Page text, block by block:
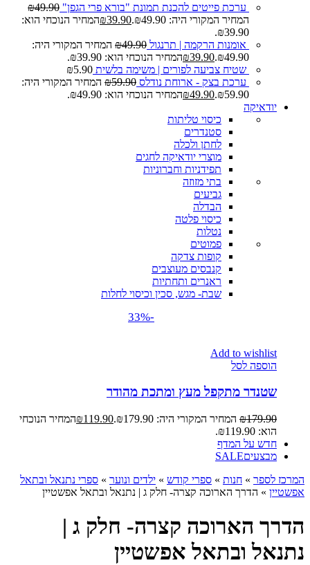
ערכת פייטים להכנת תמונת "בורא פרי הגפן" ₪49.90
המחיר המקורי היה: ₪49.90.
₪39.90
המחיר הנוכחי הוא:
₪39.90.
אומנות הרקמה | תרנגול
₪49.90
המחיר המקורי היה:
₪49.90.
₪39.90
המחיר הנוכחי הוא: ₪39.90.
שטיח צביעה לפורים | משימה בלשית
₪5.90
ערכת בצק - ארוחת נודלס
₪59.90
המחיר המקורי היה:
₪59.90.
₪49.90
המחיר הנוכחי הוא: ₪49.90.
יודאיקה
כיסוי טליתות
סטנדרים
לחתן ולכלה
מוצרי יודאיקה לחגים
תפידניות וחברוניות
בתי מזוזה
גביעים
הבדלה
כיסוי פלטה
נטלות
פמוטים
קופות צדקה
קנבסים מעוצבים
ראנרים ותחתיות
שבת- מגש, סכין וכיסוי לחלות
-33%
Add to wishlist
הוספה לסל
שטנדר מתקפל מעץ ומתכת מהודר
₪179.90 המחיר המקורי היה: ₪179.90. ₪119.90
המחיר הנוכחי
הוא: ₪119.90.
חדש על המדף
מבצעיםSALE
המרכז לספר » חנות » ספרי קודש » ילדים ונוער » ספרי נתנאל ובתאל
אפשטיין » הדרך הארוכה קצרה- חלק ג | נתנאל ובתאל אפשטיין
הדרך הארוכה קצרה- חלק ג |
נתנאל ובתאל אפשטיין